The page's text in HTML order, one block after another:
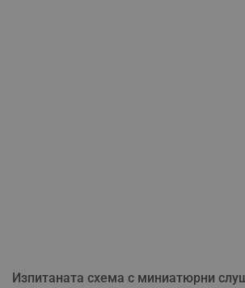
Изпитаната схема с миниатюрни